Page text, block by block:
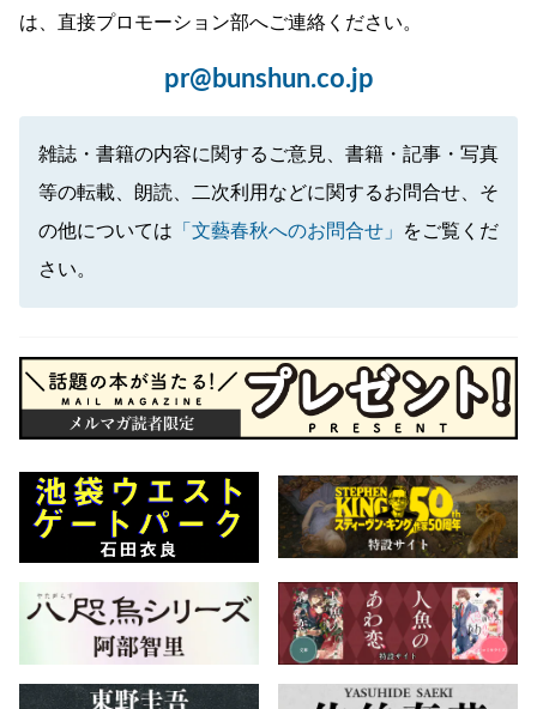
は、直接プロモーション部へご連絡ください。
pr@bunshun.co.jp
雑誌・書籍の内容に関するご意見、書籍・記事・写真
等の転載、朗読、二次利用などに関するお問合せ、そ
の他については 「文藝春秋へのお問合せ」
をご覧くだ
さい。